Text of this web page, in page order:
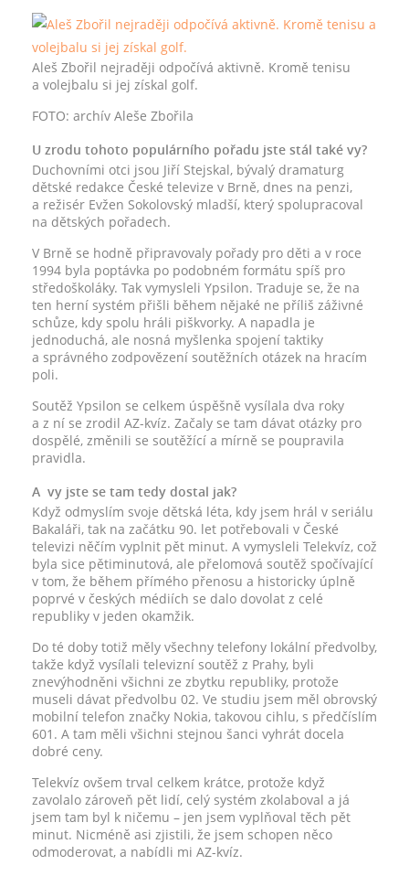
Aleš Zbořil nejraději odpočívá aktivně. Kromě tenisu
a volejbalu si jej získal golf.
FOTO: archív Aleše Zbořila
U zrodu tohoto populárního pořadu jste stál také vy?
Duchovními otci jsou Jiří Stejskal, bývalý dramaturg
dětské redakce České televize v Brně, dnes na penzi,
a režisér Evžen Sokolovský mladší, který spolupracoval
na dětských pořadech.
V Brně se hodně připravovaly pořady pro děti a v roce
1994 byla poptávka po podobném formátu spíš pro
středoškoláky. Tak vymysleli Ypsilon. Traduje se, že na
ten herní systém přišli během nějaké ne příliš záživné
schůze, kdy spolu hráli piškvorky. A napadla je
jednoduchá, ale nosná myšlenka spojení taktiky
a správného zodpovězení soutěžních otázek na hracím
poli.
Soutěž Ypsilon se celkem úspěšně vysílala dva roky
a z ní se zrodil AZ-kvíz. Začaly se tam dávat otázky pro
dospělé, změnili se soutěžící a mírně se poupravila
pravidla.
A vy jste se tam tedy dostal jak?
Když odmyslím svoje dětská léta, kdy jsem hrál v seriálu
Bakaláři, tak na začátku 90. let potřebovali v České
televizi něčím vyplnit pět minut. A vymysleli Telekvíz, což
byla sice pětiminutová, ale přelomová soutěž spočívající
v tom, že během přímého přenosu a historicky úplně
poprvé v českých médiích se dalo dovolat z celé
republiky v jeden okamžik.
Do té doby totiž měly všechny telefony lokální předvolby,
takže když vysílali televizní soutěž z Prahy, byli
znevýhodněni všichni ze zbytku republiky, protože
museli dávat předvolbu 02. Ve studiu jsem měl obrovský
mobilní telefon značky Nokia, takovou cihlu, s předčíslím
601. A tam měli všichni stejnou šanci vyhrát docela
dobré ceny.
Telekvíz ovšem trval celkem krátce, protože když
zavolalo zároveň pět lidí, celý systém zkolaboval a já
jsem tam byl k ničemu – jen jsem vyplňoval těch pět
minut. Nicméně asi zjistili, že jsem schopen něco
odmoderovat, a nabídli mi AZ-kvíz.